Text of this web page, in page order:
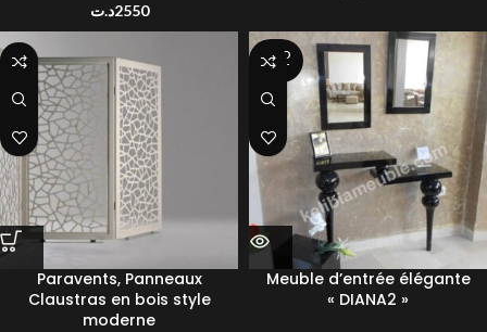
2550د.ت
Paravents, Panneaux
Claustras en bois style
moderne
SOLD
OUT
Meuble d’entrée élégante
« DIANA2 »